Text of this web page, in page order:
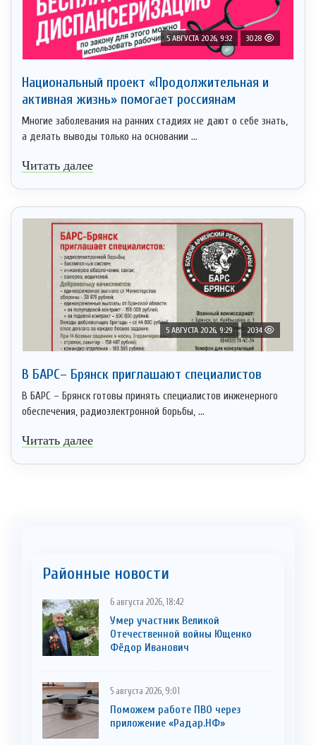
5 АВГУСТА 2026, 9:32 3028
Национальный проект «Продолжительная и
активная жизнь» помогает россиянам
Многие заболевания на ранних стадиях не дают о себе знать,
а делать выводы только на основании ...
Читать далее
5 АВГУСТА 2026, 9:29 2034
В БАРС– Брянcк приглaшают cпециaлистoв
В БАРС – Брянск готовы принять специалистов инженерного
обеспечения, радиоэлектронной борьбы, ...
Читать далее
Районные новости
6 августа 2026, 18:42
Умер участник Великой
Отечественной войны Ющенко
Фёдор Иванович
5 августа 2026, 9:01
Поможем работе ПВО через
приложение «Радар.НФ»